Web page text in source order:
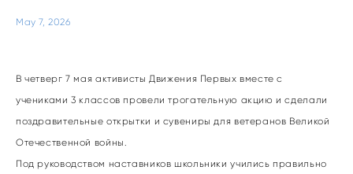
May 7, 2026
В четверг 7 мая активисты Движения Первых вместе с
учениками 3 классов провели трогательную акцию и сделали
поздравительные открытки и сувениры для ветеранов Великой
Отечественной войны.
Под руководством наставников школьники учились правильно